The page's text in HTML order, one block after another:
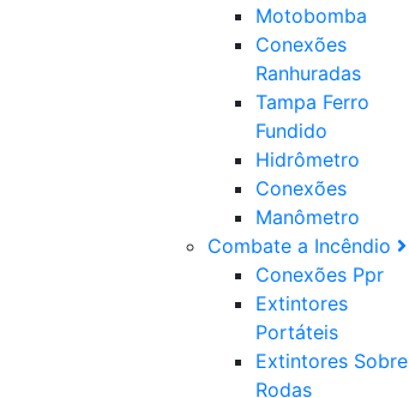
Motobomba
Conexões
Ranhuradas
Tampa Ferro
Fundido
Hidrômetro
Conexões
Manômetro
Combate a Incêndio
Conexões Ppr
Extintores
Portáteis
Extintores Sobre
Rodas